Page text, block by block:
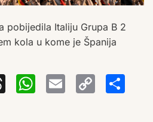
pobijedila Italiju Grupa B 2
kola u kome je Španija
Threads
Email